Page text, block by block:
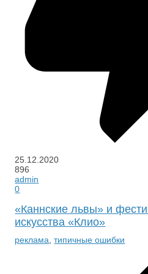
25.12.2020
896
admin
0
«Каннские львы» и
искусства «Клио»
реклама ,типичные ошибки